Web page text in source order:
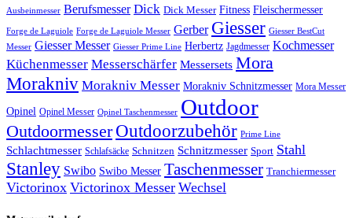
Ausbeinmesser Berufsmesser Dick Dick Messer Fitness Fleischermesser
Forge de Laguiole Forge de Laguiole Messer Gerber Giesser Giesser BestCut
Messer Giesser Messer Giesser Prime Line Herbertz Jagdmesser Kochmesser
Küchenmesser Messerschärfer Messersets Mora
Morakniv Morakniv Messer Morakniv Schnitzmesser Mora Messer
Opinel Opinel Messer Opinel Taschenmesser Outdoor
Outdoormesser Outdoorzubehör Prime Line
Schlachtmesser Schlafsäcke Schnitzen Schnitzmesser Sport Stahl
Stanley Swibo Swibo Messer Taschenmesser Tranchiermesser
Victorinox Victorinox Messer Wechsel